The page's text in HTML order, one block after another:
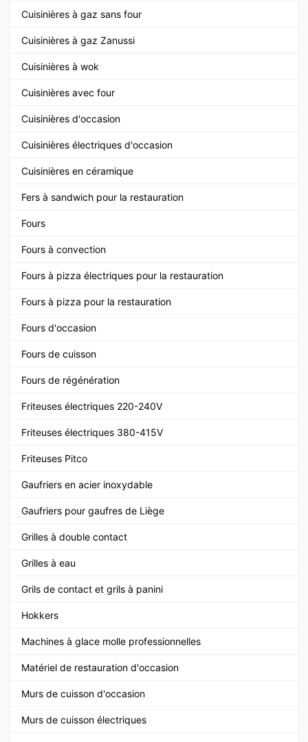
Cuisinières à gaz sans four
Cuisinières à gaz Zanussi
Cuisinières à wok
Cuisinières avec four
Cuisinières d'occasion
Cuisinières électriques d'occasion
Cuisinières en céramique
Fers à sandwich pour la restauration
Fours
Fours à convection
Fours à pizza électriques pour la restauration
Fours à pizza pour la restauration
Fours d'occasion
Fours de cuisson
Fours de régénération
Friteuses électriques 220-240V
Friteuses électriques 380-415V
Friteuses Pitco
Gaufriers en acier inoxydable
Gaufriers pour gaufres de Liège
Grilles à double contact
Grilles à eau
Grils de contact et grils à panini
Hokkers
Machines à glace molle professionnelles
Matériel de restauration d'occasion
Murs de cuisson d'occasion
Murs de cuisson électriques